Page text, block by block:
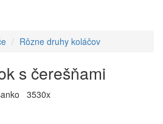
Rôzne druhy koláčov
s čerešňami
3530x